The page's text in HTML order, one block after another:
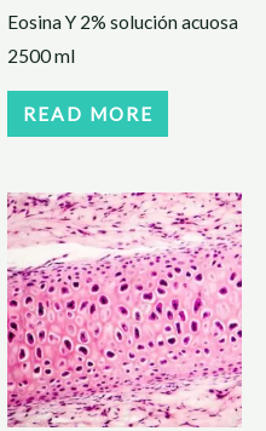
Eosina Y 2% solución acuosa
2500 ml
READ MORE